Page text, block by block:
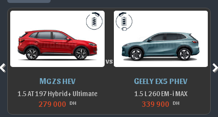
MG ZS HEV
1.5 AT 197 Hybrid+ Ultimate
279 000 DH
vs
GEELY EX5 PHEV
1.5 L 260 EM-i MAX
339 900 DH